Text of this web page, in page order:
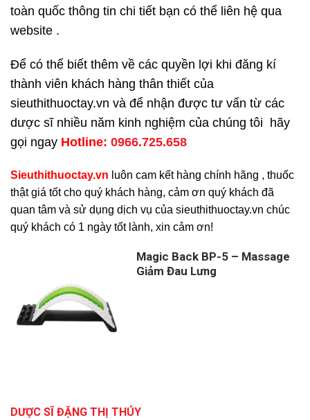
toàn quốc thông tin chi tiết bạn có thể liên hệ qua
website .
Để có thể biết thêm về các quyền lợi khi đăng kí
thành viên khách hàng thân thiết của
sieuthithuoctay.vn và để nhận được tư vấn từ các
dược sĩ nhiều năm kinh nghiệm của chúng tôi hãy
gọi ngay Hotline: 0966.725.658
Sieuthithuoctay.vn luôn cam kết hàng chính hãng , thuốc
thật giá tốt cho quý khách hàng, cảm ơn quý khách đã
quan tâm và sử dụng dịch vụ của sieuthithuoctay.vn chúc
quý khách có 1 ngày tốt lành, xin cảm ơn!
Magic Back BP-5 – Massage
Giảm Đau Lưng
DƯỢC SĨ ĐẶNG THỊ THÚY